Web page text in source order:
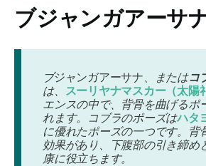
ブジャンガアーサ
ブジャンガアーサナ、 またはコ
は、 スーリヤナマスカー（太陽
エンスの中で、背骨を曲げるポ
れます。コブラのポーズはハタ
に優れたポーズの一つです。背
効果があり、下腹部の引き締め
康に役立ちます。